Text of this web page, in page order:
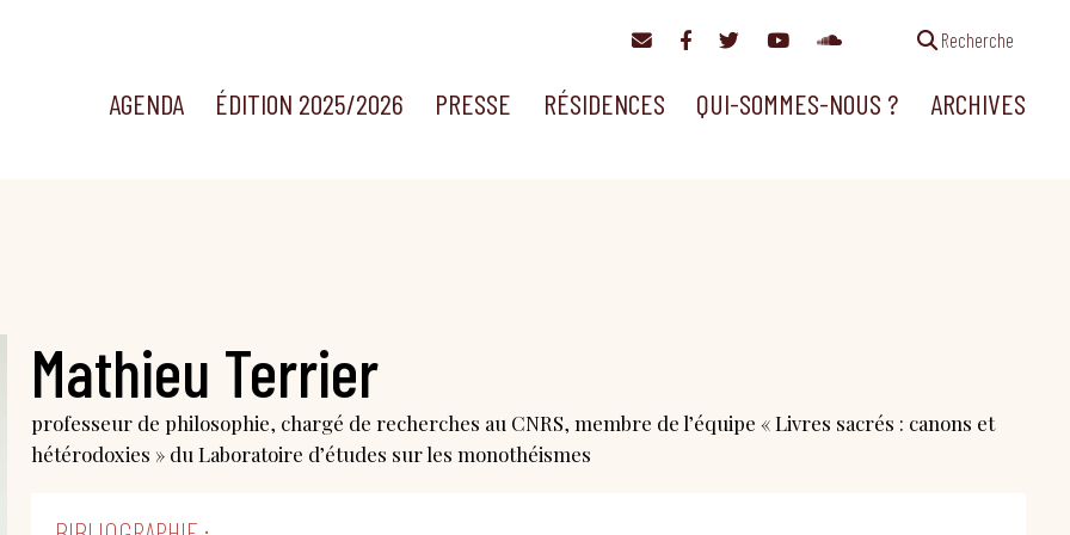
Recherche
AGENDA ÉDITION 2025/2026 PRESSE RÉSIDENCES QUI-SOMMES-NOUS ? ARCHIVES
Mathieu Terrier
professeur de philosophie, chargé de recherches au CNRS, membre de l’équipe « Livres sacrés : canons et
hétérodoxies » du Laboratoire d’études sur les monothéismes